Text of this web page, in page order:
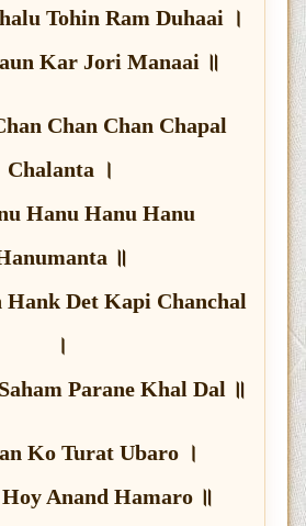
Tohin Ram Duhaai ।
Kar Jori Manaai ॥
Chan Chan Chapal
Chalanta ।
Hanu Hanu Hanu
॥
Hank Det Kapi Chanchal
।
Parane Khal Dal ॥
Ko Turat Ubaro ।
Anand Hamaro ॥